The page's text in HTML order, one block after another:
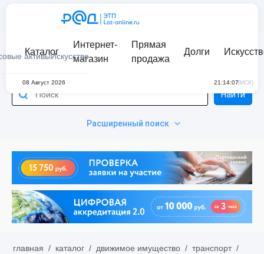
активыИскусство
Каталог
Интернет-
магазин
Прямая
продажа
Долги
08 Август 2026 21:14:07(МСК)
Расширенный поиск
Найти
главная / каталог / движимое имущество / транспорт /